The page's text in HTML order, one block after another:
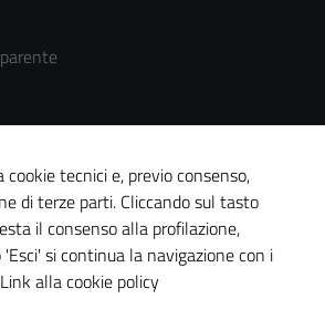
del sito
tecnici e, previo consenso,
di terze parti. Cliccando sul tasto
il consenso alla profilazione,
si continua la navigazione con i
Link alla cookie policy